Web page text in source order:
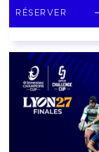
RÉSERVER